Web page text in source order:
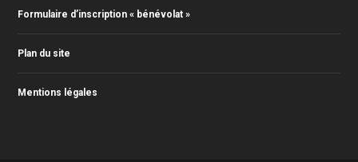
Formulaire d’inscription « bénévolat »
Plan du site
Mentions légales